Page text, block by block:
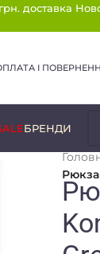
доставка
І
БРЕНДИ